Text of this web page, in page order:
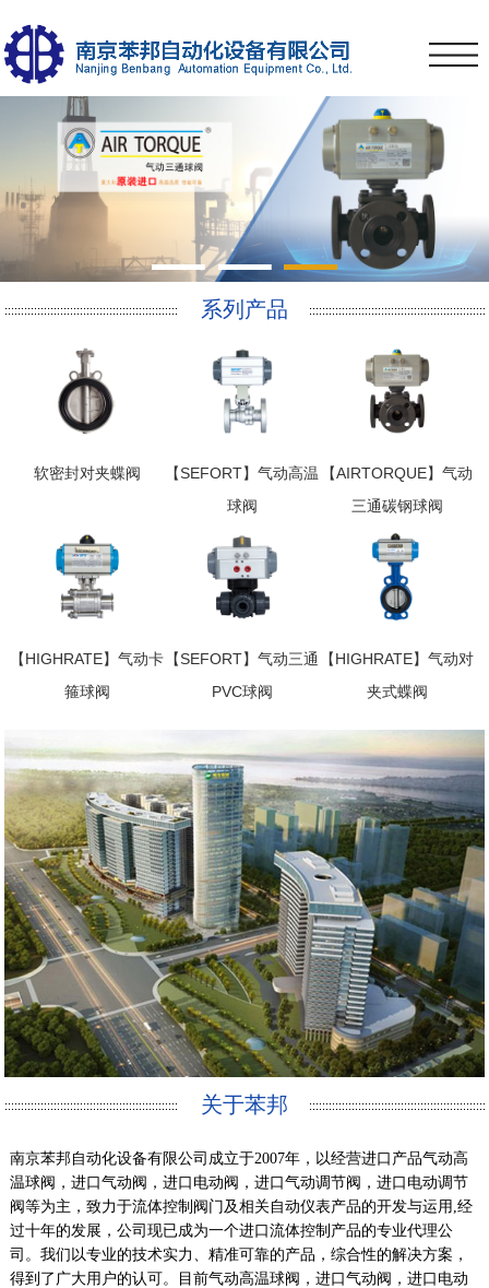
1 2 3
系列产品
软密封对夹蝶阀
【SEFORT】气动高温
球阀
【AIRTORQUE】气动
三通碳钢球阀
【HIGHRATE】气动卡
箍球阀
【SEFORT】气动三通
PVC球阀
【HIGHRATE】气动对
夹式蝶阀
关于苯邦
南京苯邦自动化设备有限公司成立于2007年，以经营进口产品气动高
温球阀，进口气动阀，进口电动阀，进口气动调节阀，进口电动调节
阀等为主，致力于流体控制阀门及相关自动仪表产品的开发与运用,经
过十年的发展，公司现已成为一个进口流体控制产品的专业代理公
司。我们以专业的技术实力、精准可靠的产品，综合性的解决方案，
得到了广大用户的认可。目前气动高温球阀，进口气动阀，进口电动